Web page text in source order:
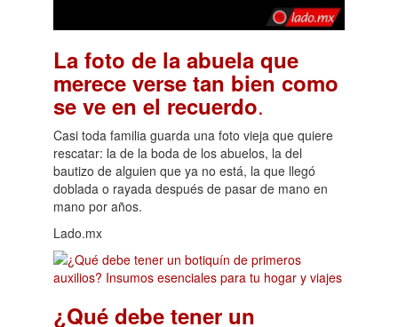
La foto de la abuela que
merece verse tan bien como
se ve en el recuerdo.
Casi toda familia guarda una foto vieja que quiere
rescatar: la de la boda de los abuelos, la del
bautizo de alguien que ya no está, la que llegó
doblada o rayada después de pasar de mano en
mano por años.
Lado.mx
¿Qué debe tener un